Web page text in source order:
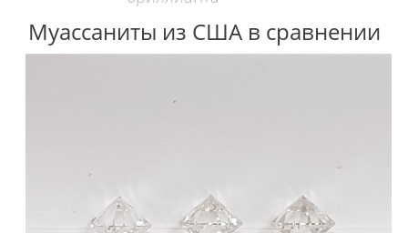
Муассаниты из США в сравнении